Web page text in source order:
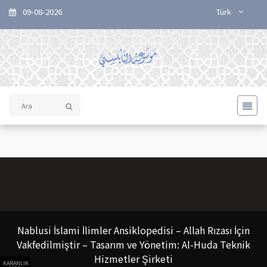
KARANLIK
09-08-2026 Türk
Nablusi İslami İlimler Ansiklopedisi – Allah Rızası İçin
Vakfedilmiştir – Tasarım ve Yönetim: Al-Huda Teknik
Hizmetler Şirketi